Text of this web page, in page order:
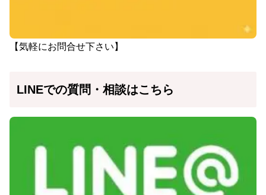
【気軽にお問合せ下さい】
LINEでの質問・相談はこちら